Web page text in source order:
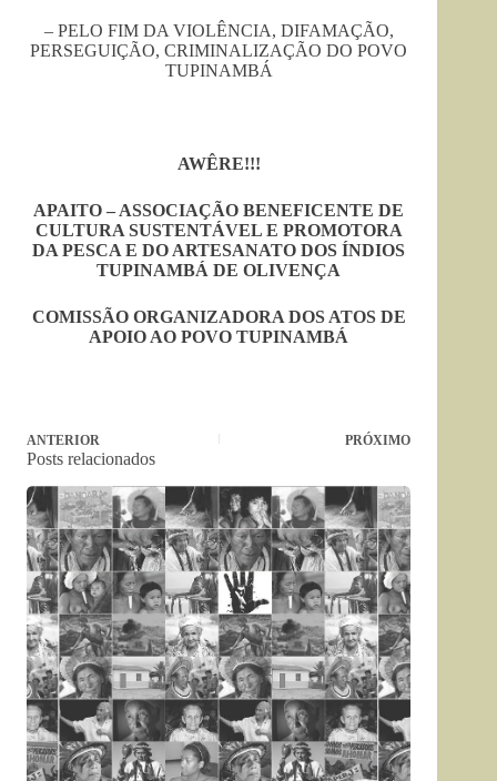
– PELO FIM DA VIOLÊNCIA, DIFAMAÇÃO,
PERSEGUIÇÃO, CRIMINALIZAÇÃO DO POVO
TUPINAMBÁ
AWÊRE!!!
APAITO – ASSOCIAÇÃO BENEFICENTE DE
CULTURA SUSTENTÁVEL E PROMOTORA
DA PESCA E DO ARTESANATO DOS ÍNDIOS
TUPINAMBÁ DE OLIVENÇA
COMISSÃO ORGANIZADORA DOS ATOS DE
APOIO AO POVO TUPINAMBÁ
ANTERIOR PRÓXIMO
Posts relacionados